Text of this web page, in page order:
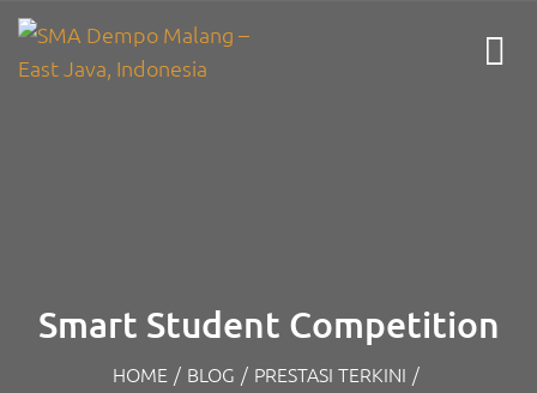
Smart Student Competition
HOME / BLOG / PRESTASI TERKINI /